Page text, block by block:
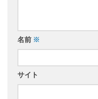
名前 ※
サイト